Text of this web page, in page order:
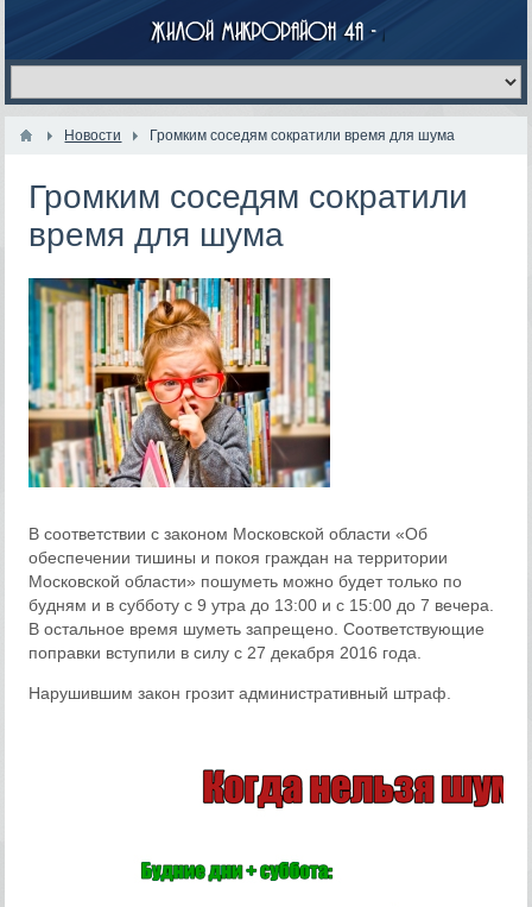
Новости Громким соседям сократили время для шума
Громким соседям сократили
время для шума
В соответствии с законом Московской области «Об
обеспечении тишины и покоя граждан на территории
Московской области» пошуметь можно будет только по
будням и в субботу с 9 утра до 13:00 и с 15:00 до 7 вечера.
В остальное время шуметь запрещено. Соответствующие
поправки вступили в силу с 27 декабря 2016 года.
Нарушившим закон грозит административный штраф.